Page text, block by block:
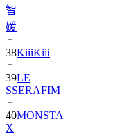
智
媛
38KiiiKiii
39LE
SSERAFIM
40MONSTA
X